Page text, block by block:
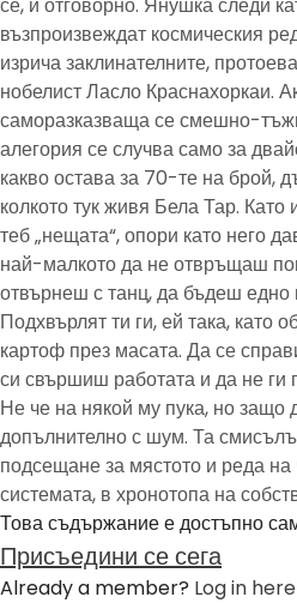
възпроизвеждат космическия
изрича заклинателните,
нобелист Ласло Краснахоркаи.
саморазказваща се смешно-
алегория се случва само за
какво остава за 70-те на брой,
колкото тук живя Бела Тар.
теб „нещата“, опори като него
най-малкото да не отвръщаш
отвърнеш с танц, да бъдеш едно
Подхвърлят ти ги, ей така, като
картоф през масата. Да се
си свършиш работата и да не
Не че на някой му пука, но защо
допълнително с шум. Та
подсещане за мястото и реда
системата, в хронотопа на
Това съдържание е достъпно
Присъедини се сега
Already a member? Log in here